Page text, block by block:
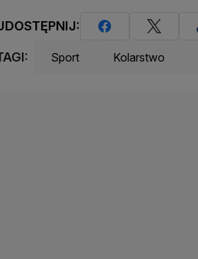
Sport Kolarstwo